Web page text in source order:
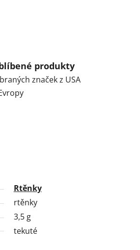
produkty
značek z USA
Rtěnky
rtěnky
3,5 g
tekuté